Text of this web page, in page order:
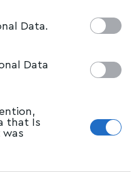
Data.
Data
that Is